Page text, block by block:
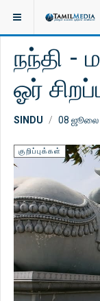
இருக்குமிடம்:
நந்தி -
ஓர்
SINDU 08 ஜூலை
குறிப்புக்கள்